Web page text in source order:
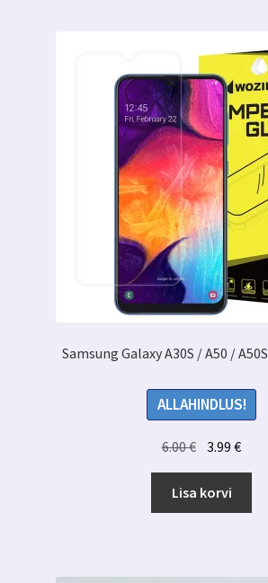
Samsung Galaxy A30S / A50 /
ALLAHINDLUS!
6.00€ Algne
hind
oli:
6.00 €.
3.99€
hind
3.99 €.
Lisa korvi